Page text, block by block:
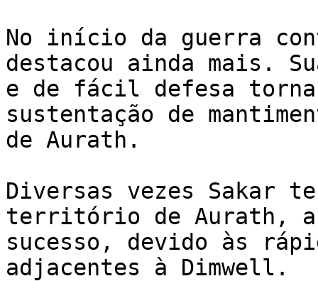
No início da guerra
destacou ainda mais.
e de fácil defesa
sustentação de
de Aurath.
Diversas vezes Sakar
território de Aurath, a
sucesso, devido às
adjacentes à Dimwell.